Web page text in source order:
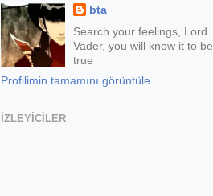
bta
Search your feelings, Lord
Vader, you will know it to be
true
Profilimin tamamını görüntüle
IZLEYICILER